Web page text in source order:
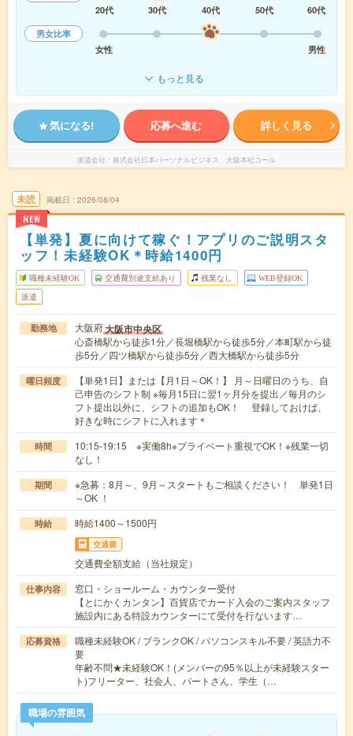
20代
30代 40代 50代
60代
男女比率
女性
男性
もっと見る
気になる! 応募へ進む 詳しく見る
派遣会社 株式会社日本パーソナルビジネス 大阪本社コール
未読
NEW
掲載日 2026/08/04
【単発】夏に向けて稼ぐ！アプリのご説明スタ
ッフ！未経験OK＊時給1400円
職種未経験OK 交通費別途支給あり 残業なし WEB登録OK
派遣
勤務地 大阪府大阪市中央区
心斎橋駅から徒歩1分／長堀橋駅から徒歩5分／本町駅から徒
歩5分／四ツ橋駅から徒歩5分／西大橋駅から徒歩5分
曜日頻度
【単発1日】または【月1日～OK！】 月～日曜日のうち、自
己申告のシフト制 ※毎月15日に翌1ヶ月分を提出／毎月のシ
フト提出以外に、シフトの追加もOK！ 登録しておけば、
好きな時にシフトに入れます＊
時間
10:15-19:15 ※実働8h※プライベート重視でOK！※残業一切
なし！
期間
※急募：8月～、9月～スタートもご相談ください！ 単発1日
～OK ！
時給 時給1400～1500円
交通費
交通費全額支給（当社規定）
仕事内容
窓口・ショールーム・カウンター受付
【とにかくカンタン】百貨店でカード入会のご案内スタッフ
施設内にある特設カウンターにて受付を行ないます…
応募資格
職種未経験OK / ブランクOK / パソコンスキル不要 / 英語力不
要
年齢不問★未経験OK！(メンバーの95％以上が未経験スター
ト)フリーター、社会人、パートさん、学生（…
職場の雰囲気